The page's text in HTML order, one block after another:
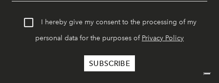
I hereby give my consent to the processing of my
personal data for the purposes of Privacy Policy